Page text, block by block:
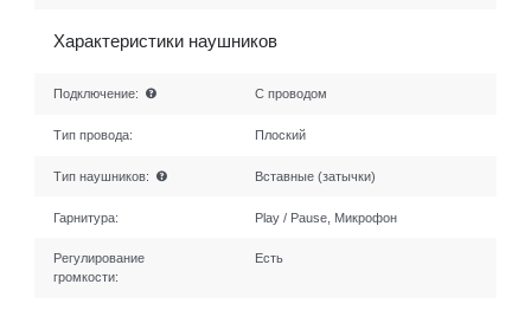
Характеристики наушников
Подключение: С проводом
Тип провода: Плоский
Тип наушников: Вставные (затычки)
Гарнитура: Play / Pause, Микрофон
Регулирование
громкости:
Есть